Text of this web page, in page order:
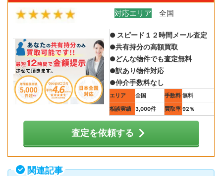
対応エリア 全国
● スピード１２時間メール査定
●共有持分の高額買取
●どんな物件でも査定無料
●訳あり物件対応
●仲介手数料なし
エリア 全国 手数料 無料
相談実績 3,000件 買取率 92％
査定を依頼する
関連記事